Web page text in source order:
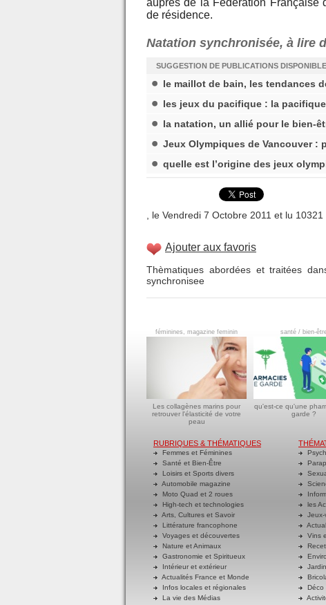
auprès de la Fédération
de résidence.
Natation synchronisée, à lire
SUGGESTION DE PUBLICATIONS
le maillot de bain, les tendances
les jeux du pacifique : la
la natation, un allié pour le bien-
Jeux Olympiques de Vancouver :
quelle est l’origine des jeux
, le Vendredi 7 Octobre 2011 et lu 10321
Ajouter aux favoris
Thèmatiques abordées et traitées
synchronisee
féminines, magazine feminin
Les collagènes marins pour
retrouver l'élasticité de votre
peau
santé / bien-
qu'est-ce qu'une
garde ?
RUBRIQUES & THÉMATIQUES
Femmes et Féminines
Santé et Bien-Être
Loisirs et Sports divers
Automobile magazine
Moto Quad et 2 roues
High-tech et technologies
Arts, Cultures et Savoir
Littérature francophone
Voyages et découvertes
Nature et Animaux
Gastronomie et Spiritueux
Intérieur et extérieur
Actualités France et Monde
Infos locales et régionales
La vie des Médias
les
Vins
Déco